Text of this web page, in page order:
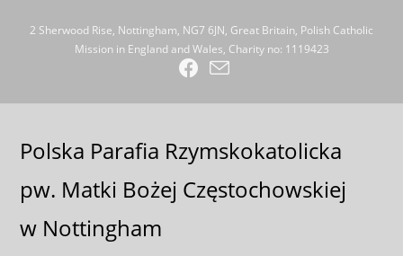
2 Sherwood Rise, Nottingham, NG7 6JN, Great Britain, Polish Catholic
Mission in England and Wales, Charity no: 1119423
Polska Parafia Rzymskokatolicka
pw. Matki Bożej Częstochowskiej
w Nottingham